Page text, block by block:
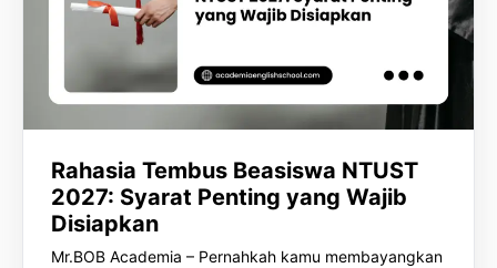
Rahasia Tembus Beasiswa NTUST
2027: Syarat Penting yang Wajib
Disiapkan
Mr.BOB Academia – Pernahkah kamu membayangkan